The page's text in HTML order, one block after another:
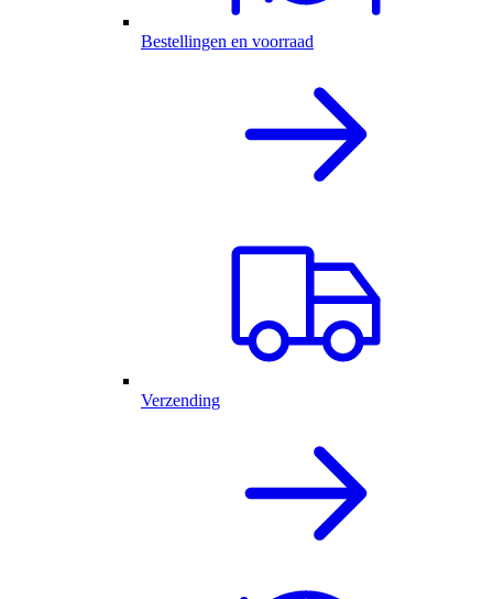
Bestellingen en voorraad
Verzending